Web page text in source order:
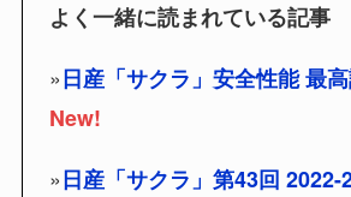
よく一緒に読まれている記事
»日産「サクラ」安全性能 最
New!
»日産「サクラ」第43回 2022-